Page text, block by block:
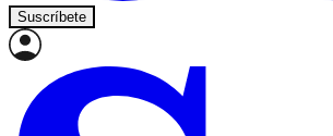
Suscríbete